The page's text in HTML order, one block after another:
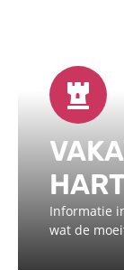
Informatie
wat de